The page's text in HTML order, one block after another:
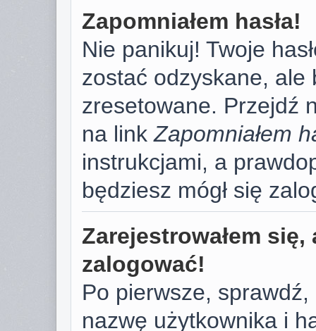
Zapomniałem hasła!
Nie panikuj! Twoje
zostać odzyskane,
zresetowane. Przejdź
na linkZapomniałem
instrukcjami, a
będziesz mógł się
Zarejestrowałem
zalogować!
Po pierwsze,
nazwę użytkownika i